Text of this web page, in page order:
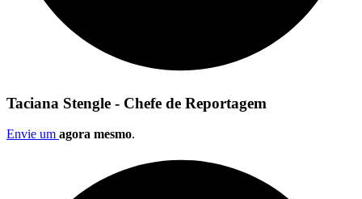
Taciana Stengle - Chefe de Reportagem
Envie um agora mesmo.